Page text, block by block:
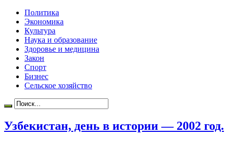
Политика
Экономика
Культура
Наука и образование
Здоровье и медицина
Закон
Спорт
Бизнес
Сельское хозяйство
Узбекистан, день в истории — 2002 год.